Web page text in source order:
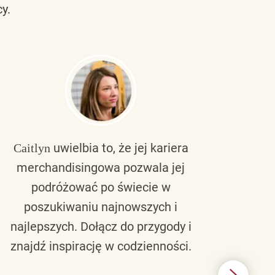
Caitlynuwielbia to, że jej kariera
merchandisingowa pozwala jej
podróżować po świecie w
poszukiwaniu najnowszych i
najlepszych. Dołącz do przygody i
znajdź inspirację w codzienności.